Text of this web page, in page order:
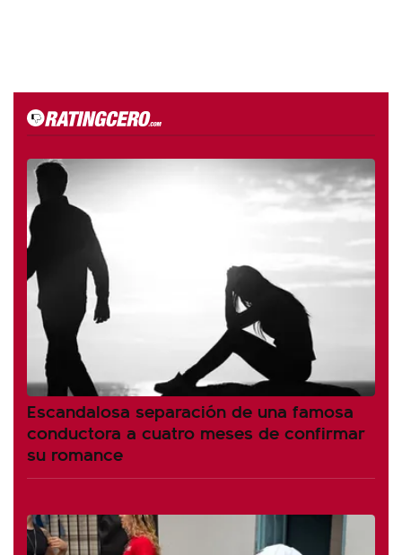
Escandalosa separación de una famosa
conductora a cuatro meses de confirmar
su romance